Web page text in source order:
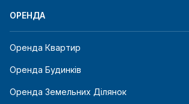
ОРЕНДА
Оренда Квартир
Оренда Будинків
Оренда Земельних Ділянок